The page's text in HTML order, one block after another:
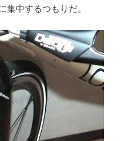
集中するつもりだ。